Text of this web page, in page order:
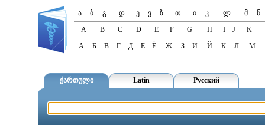
ა ბ გ დ ე ვ ზ თ ი კ ლ მ
ნ
A
B C D E F G H I J
K
А
Б В Г Д Е Ё Ж З И Й К Л М
ქართული Latin Русский